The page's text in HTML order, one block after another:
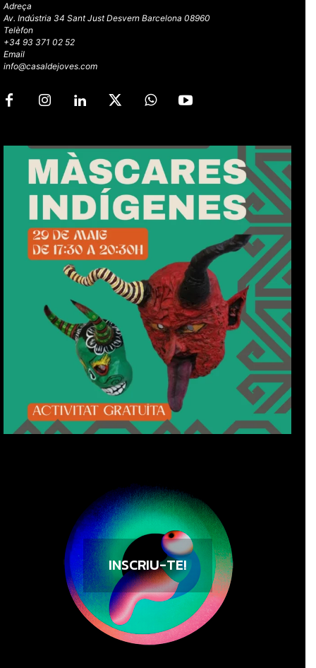
Adreça
Av. Indústria 34 Sant Just Desvern Barcelona 08960
Telèfon
+34 93 371 02 52
Email
info@casaldejoves.com
INSCRIU-TE!